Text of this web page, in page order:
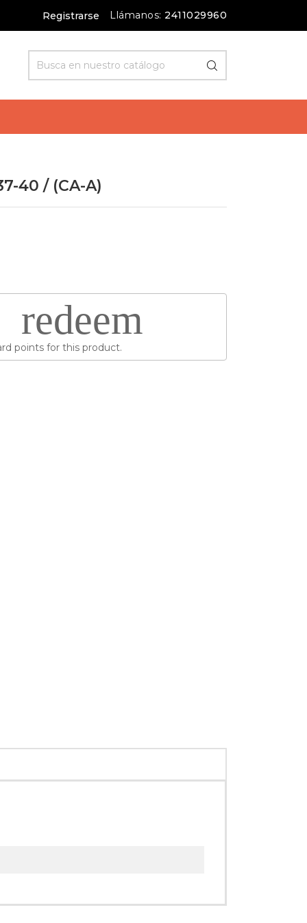
Registrarse Llámanos: 2411029960
40 / (CA-A)
redeem
points for this product.